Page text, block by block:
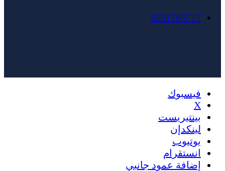
0551765717
فيسبوك
X
بينتيريست
لينكدإن
يوتيوب
انستقرام
إضافة عمود جانبي